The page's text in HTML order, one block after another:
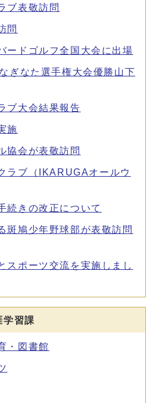
ブ表敬訪問
問
ードゴルフ全国大会に出場
ぎなた選手権大会優勝山下
ブ大会結果報告
施
協会が表敬訪問
ラブ（IKARUGAオールウ
続きの改正について
斑鳩少年野球部が表敬訪問
スポーツ交流を実施しまし
学習課
・図書館